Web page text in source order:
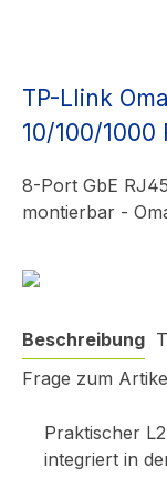
TP-LIink
10/100/1000
8-Port GbE
montierbar -
Beschreibung
Frage zum
Praktischer
integriert in